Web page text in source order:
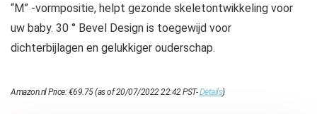
“M” -vormpositie, helpt gezonde skeletontwikkeling voor
uw baby. 30 ° Bevel Design is toegewijd voor
dichterbijlagen en gelukkiger ouderschap.
Amazon.nl Price:€69.75(as of 20/07/2022 22:42 PST-Details)